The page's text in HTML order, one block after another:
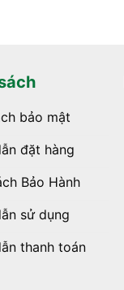
bảo mật
đặt hàng
Bảo Hành
sử dụng
thanh toán